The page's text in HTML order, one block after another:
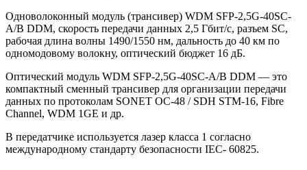
Одноволоконный модуль (трансивер) WDM SFP-2,5G-40SC-
A/B DDM, скорость передачи данных 2,5 Гбит/с, разъем SC,
рабочая длина волны 1490/1550 нм, дальность до 40 км по
одномодовому волокну, оптический бюджет 16 дБ.
Оптический модуль WDM SFP-2,5G-40SC-A/B DDM — это
компактный сменный трансивер для организации передачи
данных по протоколам SONET OC-48 / SDH STM-16, Fibre
Channel, WDM 1GE и др.
В передатчике используется лазер класса 1 согласно
международному стандарту безопасности IEC- 60825.